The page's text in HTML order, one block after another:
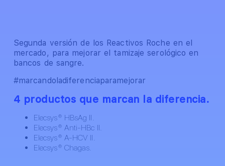
Segunda versión de los Reactivos Roche en el
mercado, para mejorar el tamizaje serológico en
bancos de sangre.
#marcandoladiferenciaparamejorar
4 productos que marcan la diferencia.
Elecsys® HBsAg II.
Elecsys® Anti-HBc II.
Elecsys® A-HCV II.
Elecsys® Chagas.